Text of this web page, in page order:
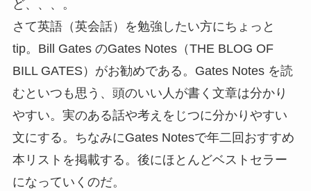
ど、、、。
さて英語（英会話）を勉強したい方にちょっと
tip。Bill Gates のGates Notes（THE BLOG OF
BILL GATES）がお勧めである。Gates Notes を読
むといつも思う、頭のいい人が書く文章は分かり
やすい。実のある話や考えをじつに分かりやすい
文にする。ちなみにGates Notesで年二回おすすめ
本リストを掲載する。後にほとんどベストセラー
になっていくのだ。